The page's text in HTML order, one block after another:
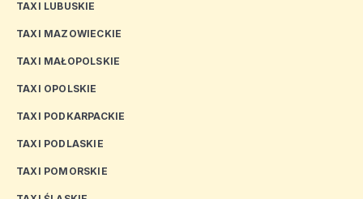
TAXI LUBUSKIE
TAXI MAZOWIECKIE
TAXI MAŁOPOLSKIE
TAXI OPOLSKIE
TAXI PODKARPACKIE
TAXI PODLASKIE
TAXI POMORSKIE